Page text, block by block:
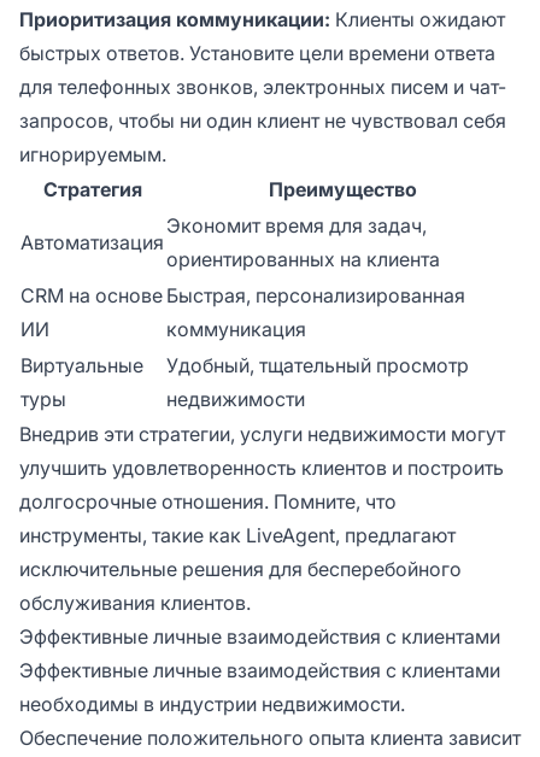
Приоритизация коммуникации: Клиенты ожидают
быстрых ответов. Установите цели времени ответа
для телефонных звонков, электронных писем и чат-
запросов, чтобы ни один клиент не чувствовал себя
игнорируемым.
Стратегия
Преимущество
Автоматизация
Экономит время для задач,
ориентированных на клиента
CRM на основе
ИИ
Быстрая, персонализированная
коммуникация
Виртуальные
туры
Удобный, тщательный просмотр
недвижимости
Внедрив эти стратегии, услуги недвижимости могут
улучшить удовлетворенность клиентов и построить
долгосрочные отношения. Помните, что
инструменты, такие как LiveAgent, предлагают
исключительные решения для бесперебойного
обслуживания клиентов.
Эффективные личные взаимодействия с клиентами
Эффективные личные взаимодействия с клиентами
необходимы в индустрии недвижимости.
Обеспечение положительного опыта клиента зависит